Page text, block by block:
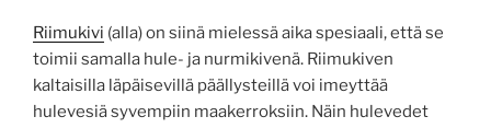
Riimukivi (alla) on siinä mielessä aika spesiaali, että se
toimii samalla hule- ja nurmikivenä. Riimukiven
kaltaisilla läpäisevillä päällysteillä voi imeyttää
hulevesiä syvempiin maakerroksiin. Näin hulevedet